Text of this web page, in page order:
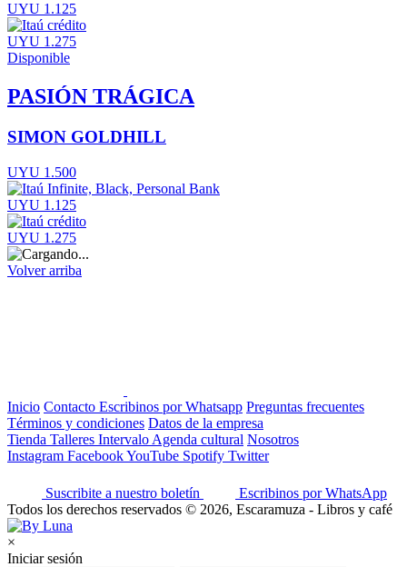
UYU 1.125
UYU 1.275
Disponible
PASIÓN TRÁGICA
SIMON GOLDHILL
UYU 1.500
UYU 1.125
UYU 1.275
Volver arriba
Inicio Contacto Escribinos por Whatsapp Preguntas frecuentes
Términos y condiciones Datos de la empresa
Tienda Talleres Intervalo Agenda cultural Nosotros
Instagram FacebookYouTube Spotify Twitter
Suscribite a nuestro boletín
Escribinos por WhatsApp
Todos los derechos reservados © 2026, Escaramuza - Libros y café
×
Iniciar sesión